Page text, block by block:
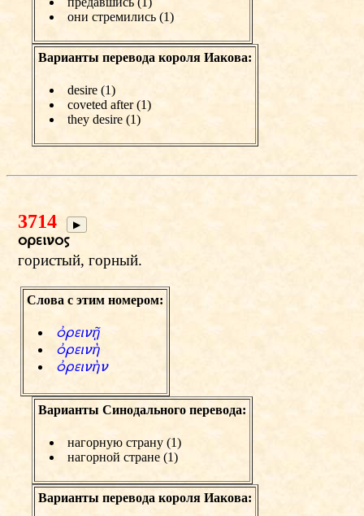
они стремились (1)
Варианты перевода короля Иакова:
desire (1)
coveted after (1)
they desire (1)
3714 ▶
oreinow
гористый, горный.
Слова с этим номером:
фrein»
фreinЇ
фreinЇn
Варианты Синодального перевода:
нагорную страну (1)
нагорной стране (1)
Варианты перевода короля Иакова: